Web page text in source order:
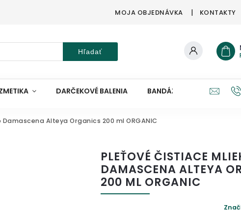
MOJA OBJEDNÁVKA KONTAKTY
Hľadať
DARČEKOVÉ BALENIA BANDÁŽE, ORTÉZY
Alteya Organics 200 ml ORGANIC
PLEŤOVÉ ČISTIACE
DAMASCENA ALTEYA
200 ML ORGANIC